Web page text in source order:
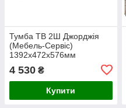
Тумба ТВ 2Ш Джорджія
(Мебель-Сервіс)
1392х472х576мм
4 530 ₴
Купити